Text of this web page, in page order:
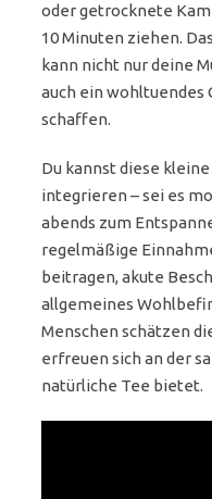
oder getrocknete
10 Minuten ziehen.
kann nicht nur deine
auch ein wohltuendes
schaffen.
Du kannst diese
integrieren – sei es
abends zum
regelmäßige
beitragen, akute
allgemeines
Menschen schätzen
erfreuen sich an der
natürliche Tee bietet.